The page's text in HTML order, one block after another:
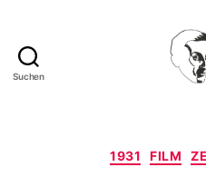
Suchen
1931 FILM